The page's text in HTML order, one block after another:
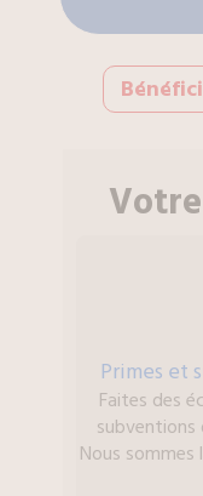
Primes et
Faites des
subventions
Nous